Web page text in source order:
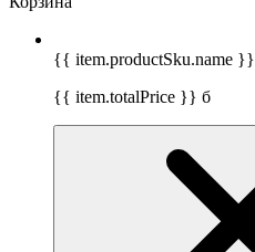
{{ item.productSku.name }}
{{ item.totalPrice }} б